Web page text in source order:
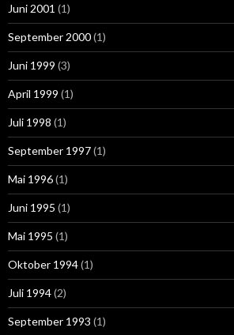
Juni 2001 (1)
September 2000(1)
Juni 1999 (3)
April 1999 (1)
Juli 1998 (1)
September 1997(1)
Mai 1996(1)
Juni 1995 (1)
Mai 1995 (1)
Oktober 1994(1)
Juli 1994(2)
September 1993 (1)